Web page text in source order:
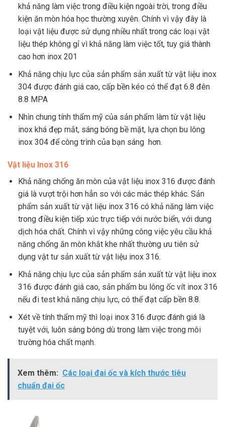
khả năng làm việc trong điều kiện ngoài trời, trong điều
kiện ăn mòn hóa học thường xuyên. Chính vì vậy đây là
loại vật liệu được sử dụng nhiều nhất trong các loại vật
liệu thép không gỉ vì khả năng làm việc tốt, tuy giá thành
cao hơn inox 201
Khả năng chịu lực của sản phẩm sản xuất từ vật liệu inox
304 được đánh giá cao, cấp bền kéo có thể đạt 6.8 đên
8.8 MPA
Nhìn chung tính thẩm mỹ của sản phẩm làm từ vật liệu
inox khá đẹp mắt, sáng bóng bề mặt, lựa chọn bu lông
inox 304 để công trình của bạn sáng hơn.
Vật liệu Inox 316
Khả năng chống ăn mòn của vật liệu inox 316 được đánh
giá là vượt trội hơn hẳn so với các mác thép khác. Sản
phẩm sản xuất từ vật liệu inox 316 có khả năng làm việc
trong điều kiện tiếp xúc trực tiếp với nước biển, với dung
dịch hóa chất. Chính vì vậy những công việc yêu cầu khả
năng chống ăn mòn khắt khe nhất thường ưu tiên sử
dụng vật tư sản xuất từ vật liệu inox 316.
Khả năng chịu lực của sản phẩm sản xuất từ vật liệu inox
316 được đánh giá cao, sản phẩm bu lông ốc vít inox 316
nếu đi test khả năng chịu lực, có thể đạt cấp bền 8.8.
Xét về tính thẩm mỹ thì loại inox 316 được đánh giá là
tuyệt với, luôn sáng bóng dù trong làm việc trong môi
trường hóa chất mạnh.
Xem thêm: Các loại đai ốc và kích thước tiêu
chuẩn đai ốc